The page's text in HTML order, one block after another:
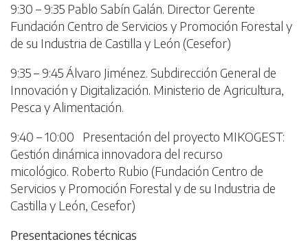
9:30 – 9:35 Pablo Sabín Galán. Director Gerente
Fundación Centro de Servicios y Promoción Forestal y
de su Industria de Castilla y León (Cesefor)
9:35 – 9:45 Álvaro Jiménez. Subdirección General de
Innovación y Digitalización. Ministerio de Agricultura,
Pesca y Alimentación.
9:40 – 10:00 Presentación del proyecto MIKOGEST:
Gestión dinámica innovadora del recurso
micológico. Roberto Rubio (Fundación Centro de
Servicios y Promoción Forestal y de su Industria de
Castilla y León, Cesefor)
Presentaciones técnicas